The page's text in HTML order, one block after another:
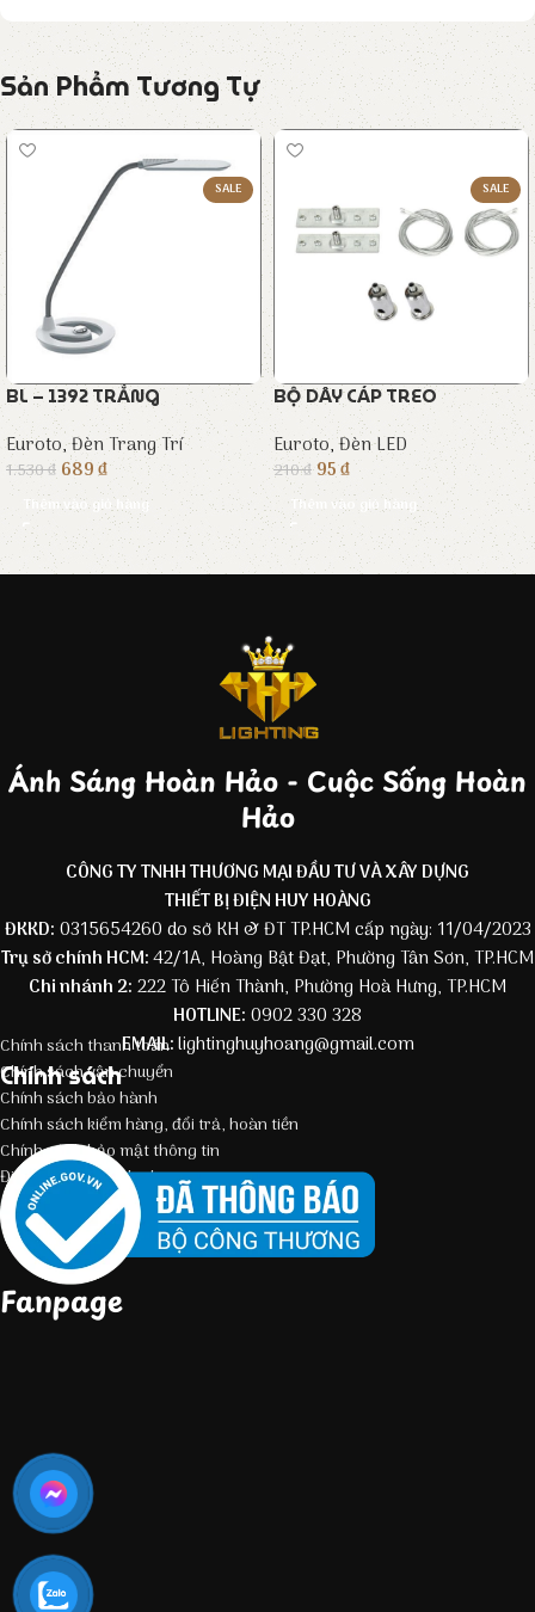
Sản Phẩm Tương Tự
SALE
BL – 1392 TRẮNG
Euroto,Đèn Trang Trí
1.530₫ 689₫
Thêm vào giỏ hàng
SALE
BỘ DÂY CÁP TREO
Euroto,Đèn LED
210₫95₫
Thêm vào giỏ hàng
Ánh Sáng Hoàn Hảo - Cuộc Sống Hoàn
Hảo
CÔNG TY TNHH THƯƠNG MẠI ĐẦU TƯ VÀ XÂY DỰNG
THIẾT BỊ ĐIỆN HUY HOÀNG
ĐKKD: 0315654260 do sở KH & ĐT TP.HCM cấp ngày: 11/04/2023
Trụ sở chính HCM:42/1A, Hoàng Bật Đạt, Phường Tân Sơn, TP.HCM
Chi nhánh 2: 222 Tô Hiến Thành, Phường Hoà Hưng, TP.HCM
HOTLINE: 0902 330 328
EMAIL:lightinghuyhoang@gmail.com
Chính sách
Chính sách thanh toán
Chính sách vận chuyển
Chính sách bảo hành
Chính sách kiểm hàng, đổi trả, hoàn tiền
Chính sách bảo mật thông tin
Điều kiện giao dịch chung
Fanpage